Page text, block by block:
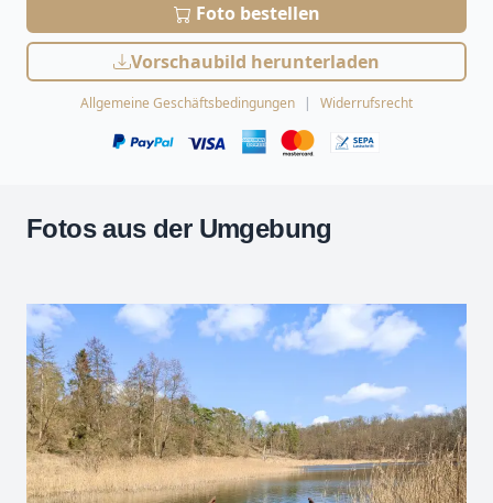
Foto bestellen
Vorschaubild herunterladen
Allgemeine Geschäftsbedingungen Widerrufsrecht
Fotos aus der Umgebung
+
−